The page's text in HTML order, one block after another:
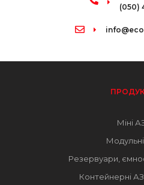
(050)
Міні
Резервуари,
Контейнерні